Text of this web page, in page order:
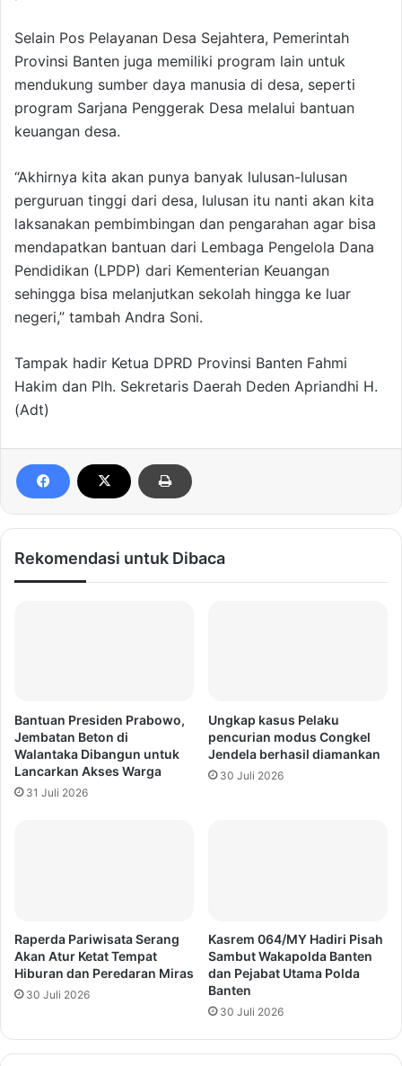
Selain Pos Pelayanan Desa Sejahtera, Pemerintah
Provinsi Banten juga memiliki program lain untuk
mendukung sumber daya manusia di desa, seperti
program Sarjana Penggerak Desa melalui bantuan
keuangan desa.
“Akhirnya kita akan punya banyak lulusan-lulusan
perguruan tinggi dari desa, lulusan itu nanti akan kita
laksanakan pembimbingan dan pengarahan agar bisa
mendapatkan bantuan dari Lembaga Pengelola Dana
Pendidikan (LPDP) dari Kementerian Keuangan
sehingga bisa melanjutkan sekolah hingga ke luar
negeri,” tambah Andra Soni.
Tampak hadir Ketua DPRD Provinsi Banten Fahmi
Hakim dan Plh. Sekretaris Daerah Deden Apriandhi H.
(Adt)
Rekomendasi untuk Dibaca
Bantuan Presiden Prabowo,
Jembatan Beton di
Walantaka Dibangun untuk
Lancarkan Akses Warga
31 Juli 2026
Ungkap kasus Pelaku
pencurian modus Congkel
Jendela berhasil diamankan
30 Juli 2026
Raperda Pariwisata Serang
Akan Atur Ketat Tempat
Hiburan dan Peredaran Miras
30 Juli 2026
Kasrem 064/MY Hadiri Pisah
Sambut Wakapolda Banten
dan Pejabat Utama Polda
Banten
30 Juli 2026